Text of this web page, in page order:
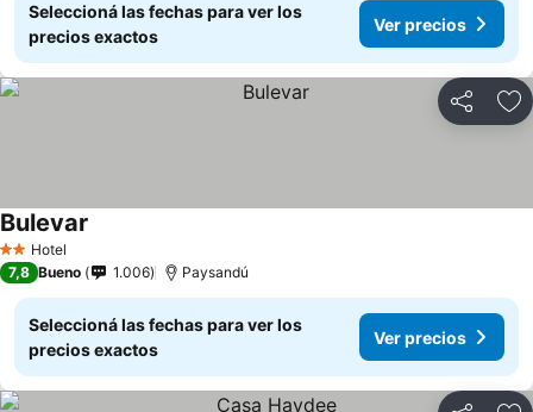
Seleccioná las fechas para ver los
precios exactos
Ver precios
Compartir
2 Estrellas
Hotel
Bulevar
7,8 Bueno 1.006 Paysandú
Seleccioná las fechas para ver los
precios exactos
Ver precios